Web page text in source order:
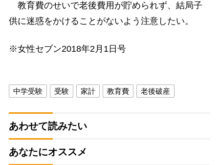
教育費のせいで老後費用が貯められず、結局子
供に迷惑をかけることがないよう注意したい。
※女性セブン2018年2月1日号
中学受験 受験 家計 教育費 老後破産
あわせて読みたい
あなたにオススメ